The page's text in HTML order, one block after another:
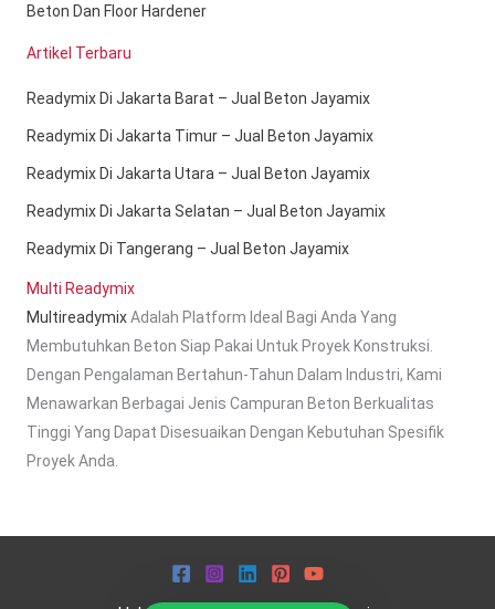
Beton Dan Floor Hardener
Artikel Terbaru
Readymix Di Jakarta Barat – Jual Beton Jayamix
Readymix Di Jakarta Timur – Jual Beton Jayamix
Readymix Di Jakarta Utara – Jual Beton Jayamix
Readymix Di Jakarta Selatan – Jual Beton Jayamix
Readymix Di Tangerang – Jual Beton Jayamix
Multi Readymix
MultireadymixAdalah Platform Ideal Bagi Anda Yang
Membutuhkan Beton Siap Pakai Untuk Proyek Konstruksi.
Dengan Pengalaman Bertahun-Tahun Dalam Industri, Kami
Menawarkan Berbagai Jenis Campuran Beton Berkualitas
Tinggi Yang Dapat Disesuaikan Dengan Kebutuhan Spesifik
Proyek Anda.